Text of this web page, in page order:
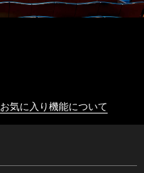
お気に入り機能について